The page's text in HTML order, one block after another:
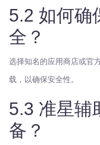
5.2 如何确
全？
选择知名的应用商店或官
载，以确保安全性。
5.3 准星辅
备？